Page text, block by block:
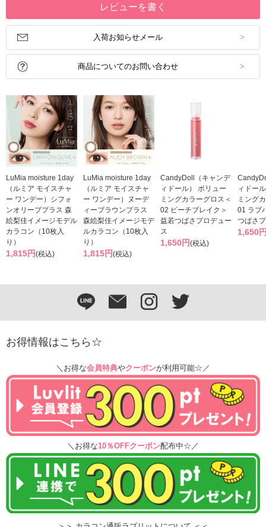
レビューを書く
入荷お知らせメール
商品についてのお問い合わせ
LuMia moisture 1day
（ルミア モイスチャ
ー ワンデー）シフォ
ンオリーブプラス 森
絵梨佳イメージモデル
カラコン（10枚入
り）
1,815円(税込)
LuMia moisture 1day
（ルミア モイスチャ
ー ワンデー）ヌーデ
ィーブラウンプラス
森絵梨佳イメージモデ
ルカラコン（10枚入
り）
1,815円(税込)
CandyDoll（キャンデ
ィドール） ボリュー
ミングカラーグロス＜
02 ピーチブレイク＞
益若つばさプロデュー
ス
1,650円(税込)
ィドー
ミング
01 ラブ
つばさ
1,650
お得情報はこちら☆
＼お得な会員特典やクーポンが利用可能☆／
＼お得な10％OFFクーポン配布中☆／